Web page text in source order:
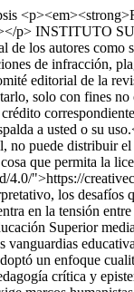
p> INSTITUTO
los autores
de infracción,
editorial de la
solo con fines
a usted o su
no puede distribuir
que permita la
">https://
los
en la tensión
Superior
un enfoque
crítica y